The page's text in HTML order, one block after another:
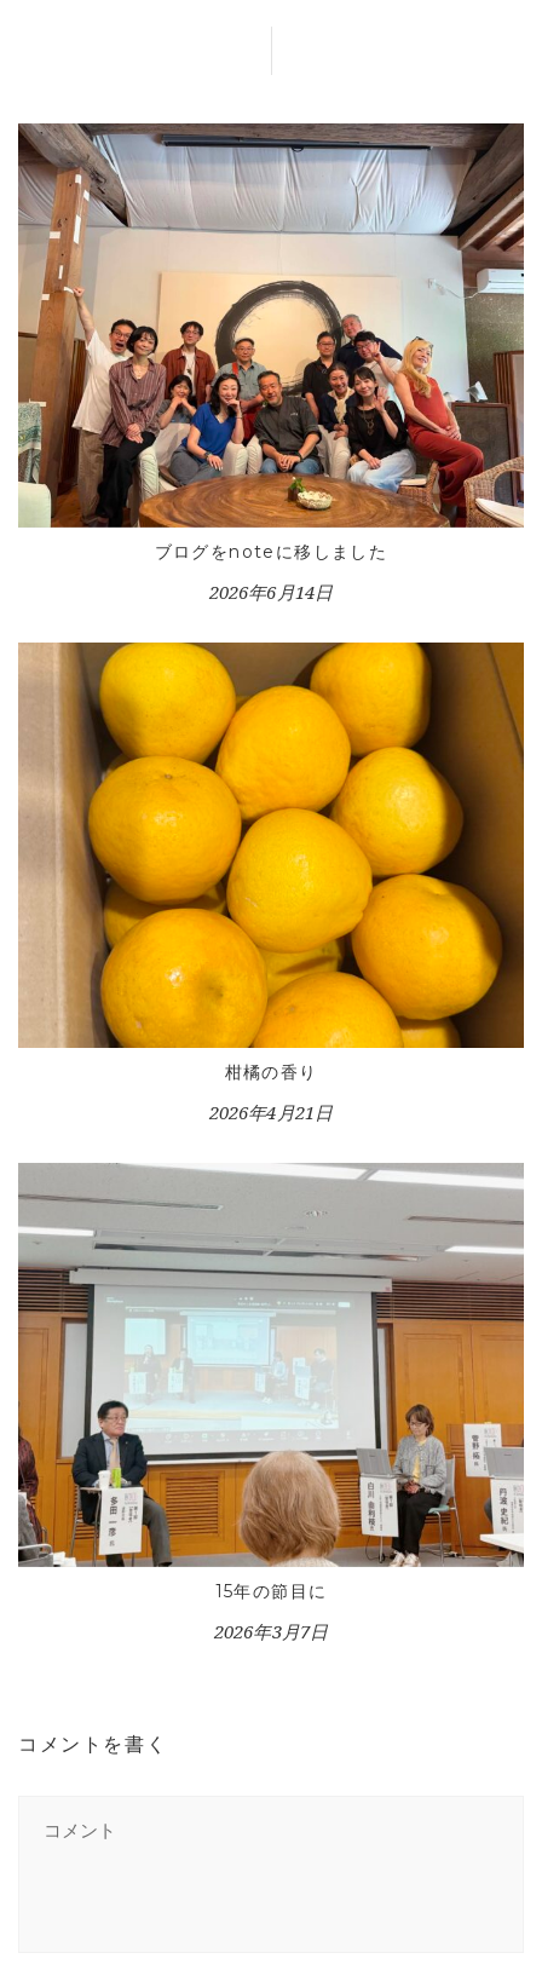
INFORMATION
VOICE GALLERY
WORKS
BLOG
LESSON
CONTACT
ブログをnoteに移しました
2026年6月14日
柑橘の香り
2026年4月21日
15年の節目に
2026年3月7日
コメントを書く